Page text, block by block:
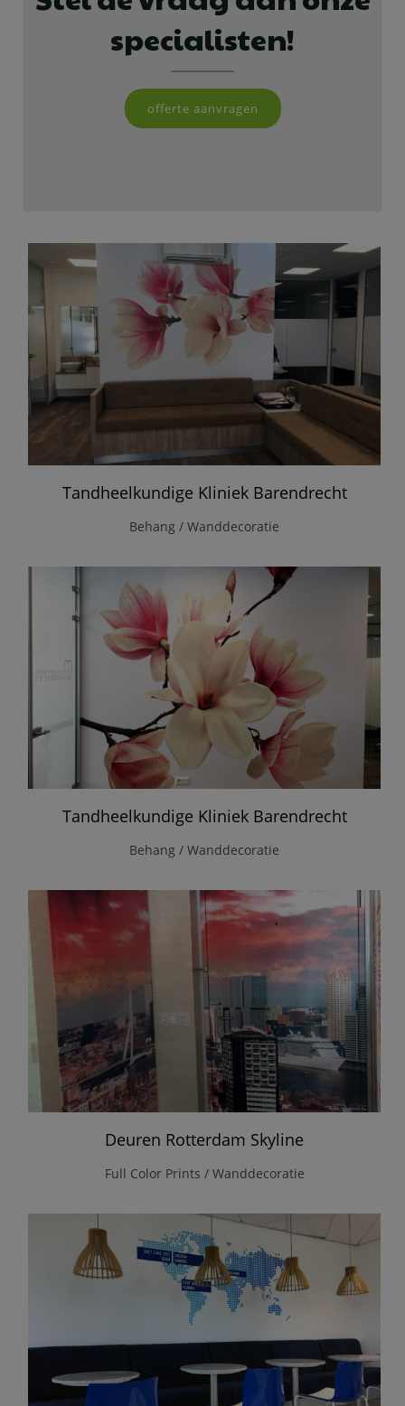
specialisten!
offerte aanvragen
Tandheelkundige Kliniek Barendrecht
Behang / Wanddecoratie
Tandheelkundige Kliniek Barendrecht
Behang / Wanddecoratie
Deuren Rotterdam Skyline
Full Color Prints / Wanddecoratie